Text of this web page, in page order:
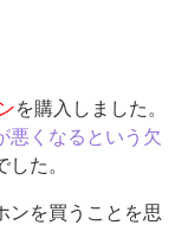
を購入しました。
悪くなるという欠
た。
ンを買うことを思